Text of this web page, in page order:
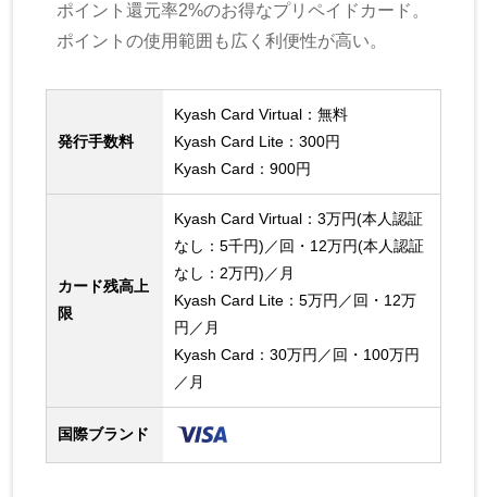
ポイント還元率2%のお得なプリペイドカード。
ポイントの使用範囲も広く利便性が高い。
発行手数料
Kyash Card Virtual：無料
Kyash Card Lite：300円
Kyash Card：900円
カード残高上
限
Kyash Card Virtual：3万円(本人認証
なし：5千円)／回・12万円(本人認証
なし：2万円)／月
Kyash Card Lite：5万円／回・12万
円／月
Kyash Card：30万円／回・100万円
／月
国際ブランド